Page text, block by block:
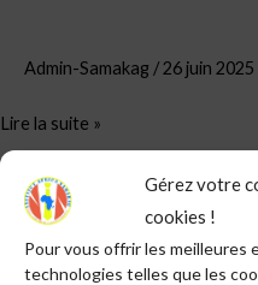
Gérez votre
cookies !
Pour vous offrir les meilleures
technologies telles que les
Admin-Samakag /26 juin 2025
à
la
formation
d’été
2025
Lire la suite »
DIRECTIVES
DERNIERE